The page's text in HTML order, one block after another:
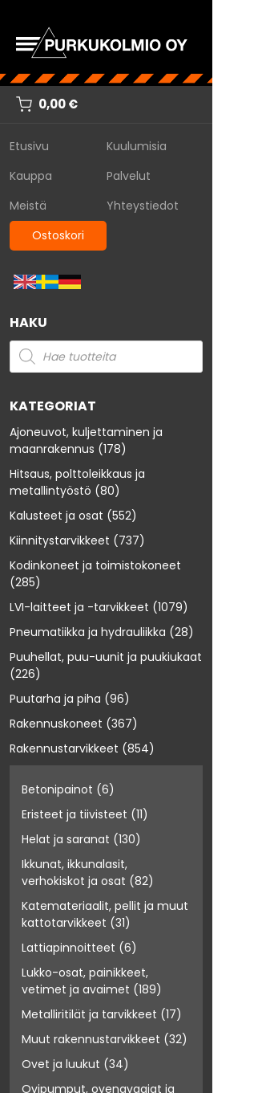
0,00€
Etusivu
Kuulumisia
Kauppa
Palvelut
Meistä
Yhteystiedot
Ostoskori
HAKU
KATEGORIAT
Ajoneuvot, kuljettaminen ja
maanrakennus (178)
Hitsaus, polttoleikkaus ja
metallintyöstö (80)
Kalusteet ja osat (552)
Kiinnitystarvikkeet (737)
Kodinkoneet ja toimistokoneet
(285)
LVI-laitteet ja -tarvikkeet (1079)
Pneumatiikka ja hydrauliikka (28)
Puuhellat, puu-uunit ja puukiukaat
(226)
Puutarha ja piha (96)
Rakennuskoneet (367)
Rakennustarvikkeet (854)
Betonipainot (6)
Eristeet ja tiivisteet (11)
Helat ja saranat (130)
Ikkunat, ikkunalasit,
verhokiskot ja osat (82)
Katemateriaalit, pellit ja muut
kattotarvikkeet (31)
Lattiapinnoitteet (6)
Lukko-osat, painikkeet,
vetimet ja avaimet (189)
Metalliritilät ja tarvikkeet (17)
Muut rakennustarvikkeet (32)
Ovet ja luukut (34)
Ovipumput, ovenavaajat ja